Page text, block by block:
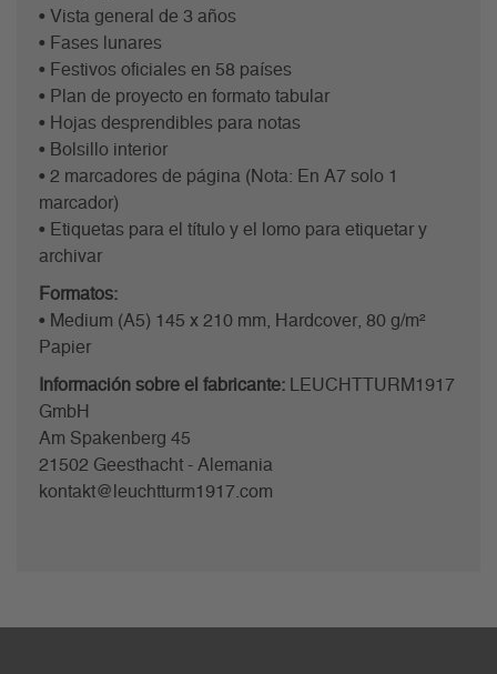
• Vista general de 3 años
• Fases lunares
• Festivos oficiales en 58 países
• Plan de proyecto en formato tabular
• Hojas desprendibles para notas
• Bolsillo interior
• 2 marcadores de página (Nota: En A7 solo 1
marcador)
• Etiquetas para el título y el lomo para etiquetar y
archivar
Formatos:
• Medium (A5) 145 x 210 mm, Hardcover, 80 g/m²
Papier
Información sobre el fabricante: LEUCHTTURM1917
GmbH
Am Spakenberg 45
21502 Geesthacht - Alemania
kontakt@leuchtturm1917.com